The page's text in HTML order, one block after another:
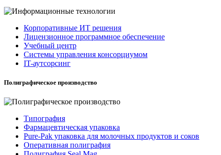
Корпоративные ИТ решения
Лицензионное программное обеспечение
Учебный центр
Системы управления консорциумом
IT-аутсорсинг
Полиграфическое производство
Типография
Фармацевтическая упаковка
Pure-Pak упаковка для молочных продуктов и соков
Оперативная полиграфия